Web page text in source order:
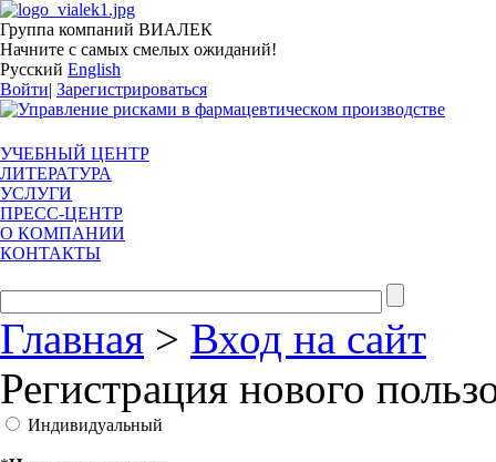
Группа компаний ВИАЛЕК
Начните с самых смелых ожиданий!
Русский English
Войти| Зарегистрироваться
УЧЕБНЫЙ ЦЕНТР
ЛИТЕРАТУРА
УСЛУГИ
ПРЕСС-ЦЕНТР
О КОМПАНИИ
КОНТАКТЫ
Главная > Вход на сайт
Регистрация нового
Индивидуальный